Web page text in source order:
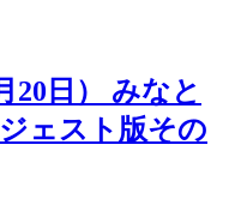
20日） みなと
ェスト版その